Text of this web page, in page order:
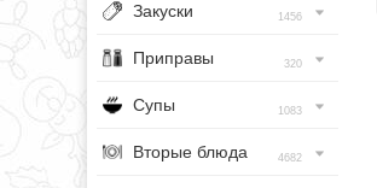
Закуски 1456
Приправы 320
Супы 1083
Вторые блюда 4682